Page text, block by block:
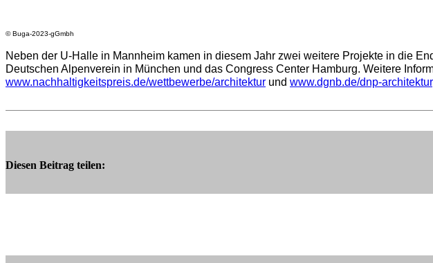
© Buga-2023-gGmbh
Neben der U-Halle in Mannheim kamen in diesem Jahr zwei weitere Projekte in die
Deutschen Alpenverein in München und das Congress Center Hamburg. Weitere
www.nachhaltigkeitspreis.de/wettbewerbe/architektur und www.dgnb.de/dnp-architektur
Diesen Beitrag teilen: